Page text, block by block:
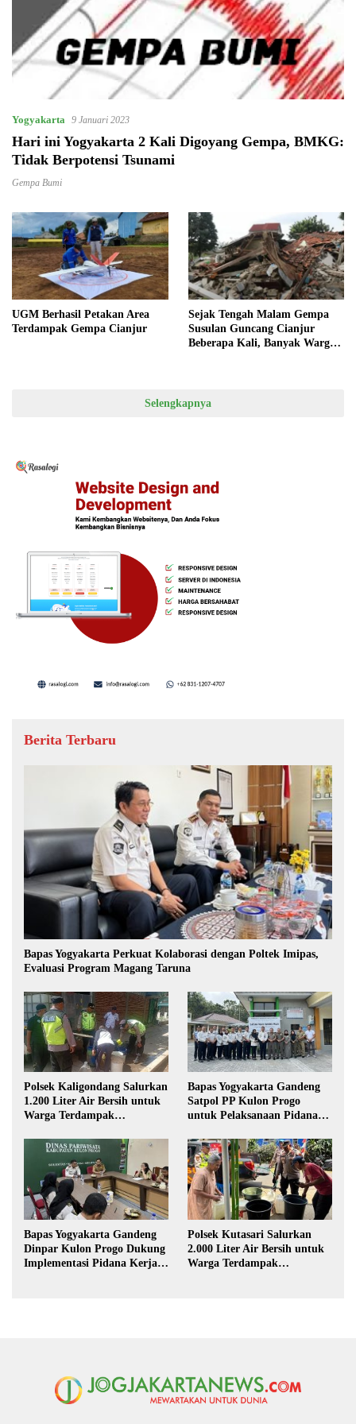
Yogyakarta 9 Januari 2023
Hari ini Yogyakarta 2 Kali Digoyang Gempa, BMKG:
Tidak Berpotensi Tsunami
Gempa Bumi
UGM Berhasil Petakan Area
Terdampak Gempa Cianjur
Sejak Tengah Malam Gempa
Susulan Guncang Cianjur
Beberapa Kali, Banyak Warga
Selengkapnya
Berita Terbaru
Bapas Yogyakarta Perkuat Kolaborasi dengan Poltek Imipas,
Evaluasi Program Magang Taruna
Polsek Kaligondang Salurkan
1.200 Liter Air Bersih untuk
Warga Terdampak
Bapas Yogyakarta Gandeng
Satpol PP Kulon Progo
untuk Pelaksanaan Pidana
Bapas Yogyakarta Gandeng
Dinpar Kulon Progo Dukung
Implementasi Pidana Kerja
Polsek Kutasari Salurkan
2.000 Liter Air Bersih untuk
Warga Terdampak